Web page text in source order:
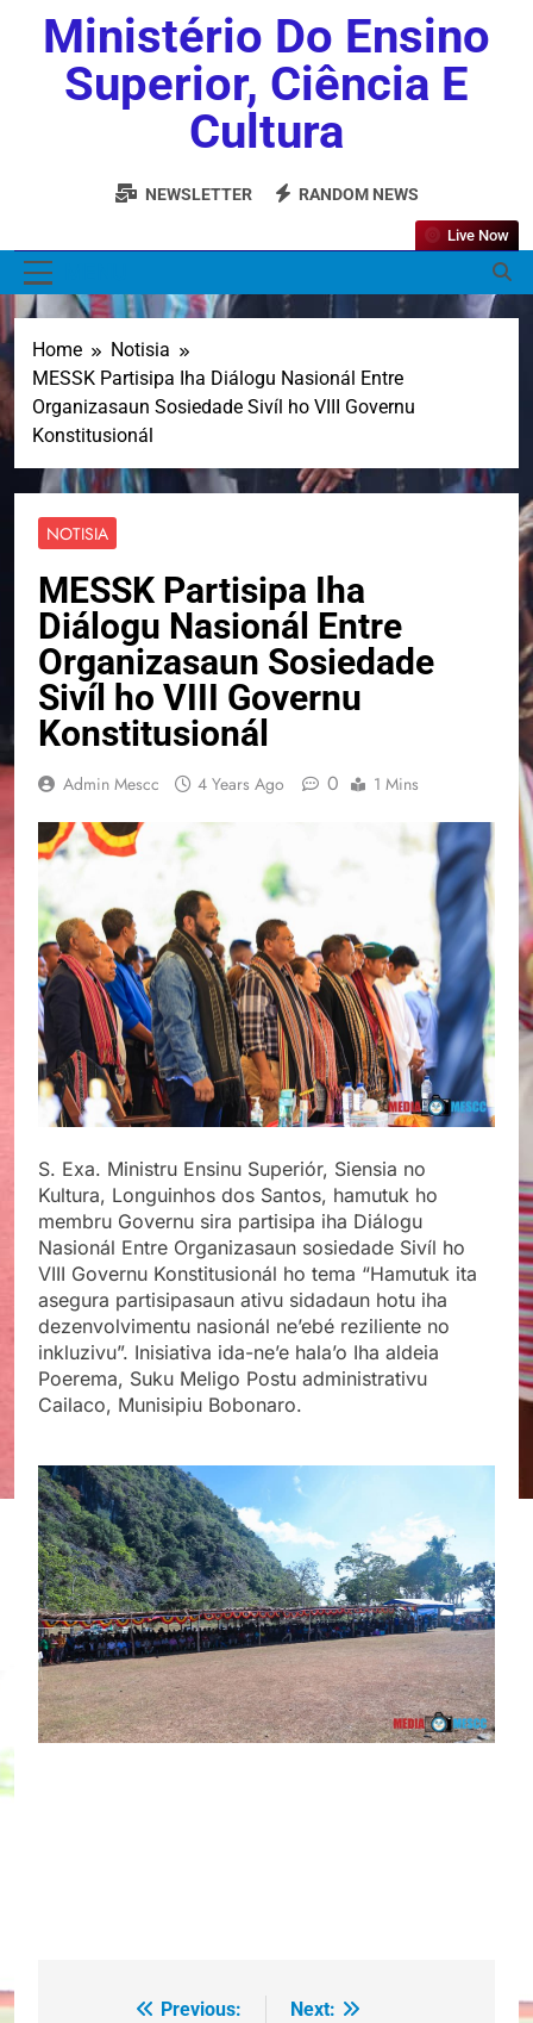
Ministério Do Ensino
Superior, Ciência E
Cultura
NEWSLETTER RANDOM NEWS
Live Now
Home
Notisia
MESSK Partisipa Iha Diálogu Nasionál Entre
Organizasaun Sosiedade Sivíl ho VIII Governu
Konstitusionál
NOTISIA
MESSK Partisipa Iha
Diálogu Nasionál Entre
Organizasaun Sosiedade
Sivíl ho VIII Governu
Konstitusionál
Admin Mescc 4 Years Ago 0 1 Mins
S. Exa. Ministru Ensinu Superiór, Siensia no
Kultura, Longuinhos dos Santos, hamutuk ho
membru Governu sira partisipa iha Diálogu
Nasionál Entre Organizasaun sosiedade Sivíl ho
VIII Governu Konstitusionál ho tema “Hamutuk ita
asegura partisipasaun ativu sidadaun hotu iha
dezenvolvimentu nasionál ne’ebé reziliente no
inkluzivu”. Inisiativa ida-ne’e hala’o Iha aldeia
Poerema, Suku Meligo Postu administrativu
Cailaco, Munisipiu Bobonaro.
Previous:
Next: